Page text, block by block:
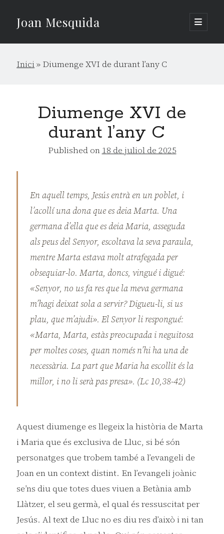
Joan Mesquida
open
primary
Sidebar
Cerca
Inici » Diumenge XVI de durant l’any C
Diumenge XVI de
durant l’any C
Published on 18 de juliol de 2025
En aquell temps, Jesús entrà en un poblet, i
l’acollí una dona que es deia Marta. Una
germana d’ella que es deia Maria, asseguda
als peus del Senyor, escoltava la seva paraula,
mentre Marta estava molt atrafegada per
obsequiar-lo. Marta, doncs, vingué i digué:
«Senyor, no us fa res que la meva germana
m’hagi deixat sola a servir? Digueu-li, si us
plau, que m’ajudi». El Senyor li respongué:
«Marta, Marta, estàs preocupada i neguitosa
per moltes coses, quan només n’hi ha una de
necessària. La part que Maria ha escollit és la
millor, i no li serà pas presa». (Lc 10,38-42)
Aquest diumenge es llegeix la història de Marta
i Maria que és exclusiva de Lluc, si bé són
personatges que trobem també a l’evangeli de
Joan en un context distint. En l’evangeli joànic
se’ns diu que totes dues viuen a Betània amb
Llàtzer, el seu germà, el qual és ressuscitat per
Jesús. Al text de Lluc no es diu res d’això i ni tan